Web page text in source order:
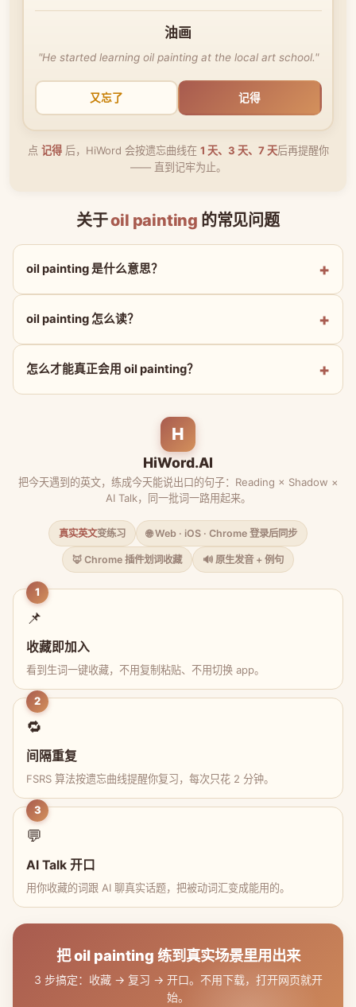
油画
"He started learning oil painting at the local art school."
又忘了 记得
点 记得后，HiWord 会按遗忘曲线在 1 天、3 天、7 天后再提醒你
—— 直到记牢为止。
关于oil painting 的常见问题
oil painting 是什么意思？
oil painting 怎么读？
怎么才能真正会用 oil painting？
H
HiWord.AI
把今天遇到的英文，练成今天能说出口的句子：Reading × Shadow ×
AI Talk，同一批词一路用起来。
真实英文变练习 🌐 Web · iOS · Chrome 登录后同步
🦊 Chrome 插件划词收藏 🔊 原生发音 + 例句
1
📌
收藏即加入
看到生词一键收藏，不用复制粘贴、不用切换 app。
2
🔁
间隔重复
FSRS 算法按遗忘曲线提醒你复习，每次只花 2 分钟。
3
💬
AI Talk 开口
用你收藏的词跟 AI 聊真实话题，把被动词汇变成能用的。
把 oil painting 练到真实场景里用出来
3 步搞定：收藏 → 复习 → 开口。不用下载，打开网页就开
始。